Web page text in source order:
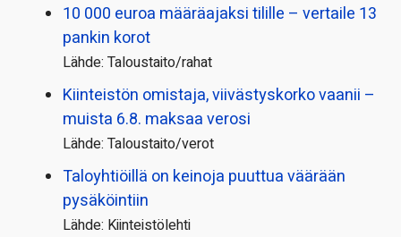
10 000 euroa määräajaksi tilille – vertaile 13
pankin korot
Lähde: Taloustaito/rahat
Kiinteistön omistaja, viivästyskorko vaanii –
muista 6.8. maksaa verosi
Lähde: Taloustaito/verot
Taloyhtiöillä on keinoja puuttua väärään
pysäköintiin
Lähde: Kiinteistölehti